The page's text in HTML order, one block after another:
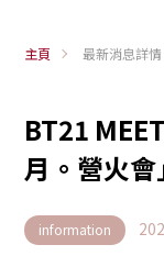
主頁 最新消息詳情
BT21
月。營火
information